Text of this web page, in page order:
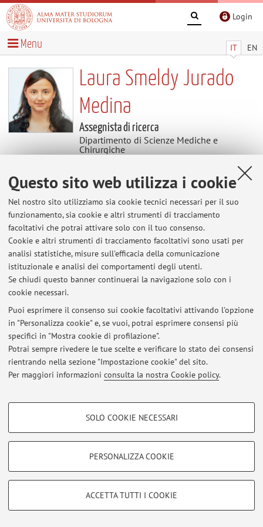
Questo sito web utilizza i cookie
Nel nostro sito utilizziamo sia cookie tecnici necessari per il suo
funzionamento, sia cookie e altri strumenti di tracciamento
facoltativi che potrai attivare solo con il tuo consenso.
Cookie e altri strumenti di tracciamento facoltativi sono usati per
analisi statistiche, misure sull'efficacia della comunicazione
istituzionale e analisi dei comportamenti degli utenti.
Se chiudi questo banner continuerai la navigazione solo con i
cookie necessari.
Puoi esprimere il consenso sui cookie facoltativi attivando l'opzione
in "Personalizza cookie" e, se vuoi, potrai esprimere consensi più
specifici in "Mostra cookie di profilazione".
Potrai sempre rivedere le tue scelte e verificare lo stato dei consensi
rientrando nella sezione "Impostazione cookie" del sito.
Per maggiori informazioni consulta la nostra Cookie policy.
COOKIE DI PROFILAZIONE - FACOLTATIVI
COOKIE TECNICI - NECESSARI
Si tratta di cookie tecnici utilizzati, a titolo esemplificativo, per il corretto
SOLO COOKIE NECESSARI
PERSONALIZZA COOKIE
ACCETTA TUTTI I COOKIE
Login
IT EN
Menu
Laura Smeldy Jurado
Medina
Assegnista di ricerca
Dipartimento di Scienze Mediche e
Chirurgiche
Contenuti utili
Al momento non sono presenti contenuti.
Ultimi avvisi
Al momento non sono presenti avvisi.
Area riservata
Accedi tramiteloginper gestire tutti i contenuti del sito.
© 2026 - ALMA MATER STUDIORUM - Università di Bologna - Via
Privacy|Note legali|Impostazioni Cookie